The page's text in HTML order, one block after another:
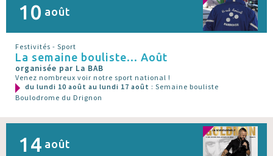
10 août
Festivités - Sport
La semaine bouliste... Août
organisée par La BAB
Venez nombreux voir notre sport national !
du lundi 10 août au lundi 17 août : Semaine bouliste
Boulodrome du Drignon
14 août